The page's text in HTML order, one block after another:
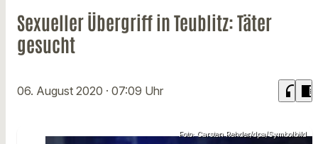
Sexueller Übergriff in Teublitz: Täter
gesucht
06. August 2020 · 07:09 Uhr headphones chrome_reader_mode
Foto: Carsten Rehder/dpa/Symbolbild